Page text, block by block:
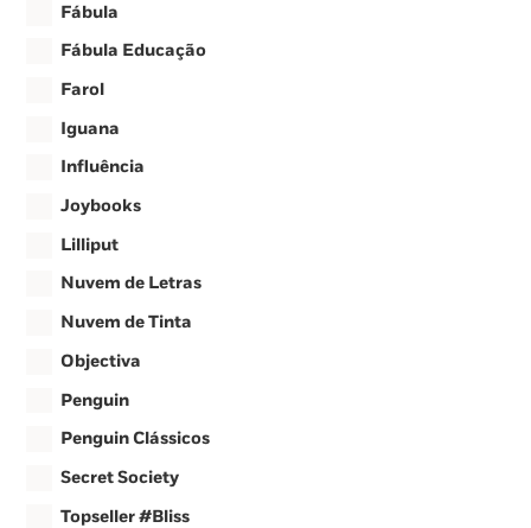
Fábula
Fábula Educação
Farol
Iguana
Influência
Joybooks
Lilliput
Nuvem de Letras
Nuvem de Tinta
Objectiva
Penguin
Penguin Clássicos
Secret Society
Topseller #Bliss